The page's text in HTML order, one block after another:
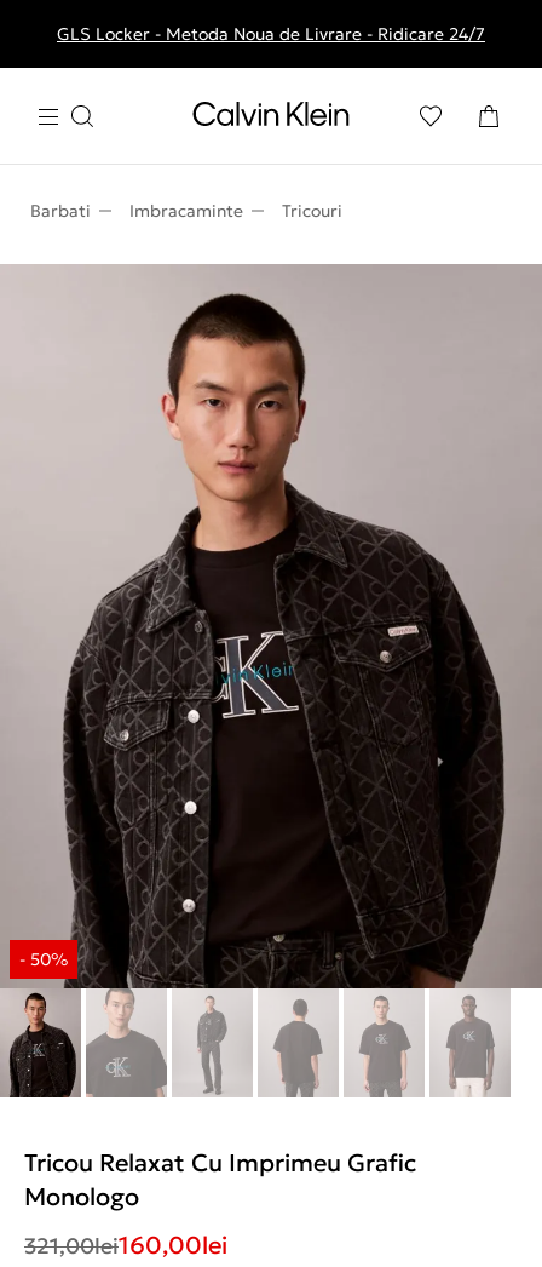
Livrare gratuita la comenzile de peste 250 RON
GLS Locker - Metoda Noua de Livrare - Ridicare 24/7
Barbati Imbracaminte Tricouri
Tricou Relaxat Cu Imprimeu Grafic
Monologo
321,00lei160,00lei